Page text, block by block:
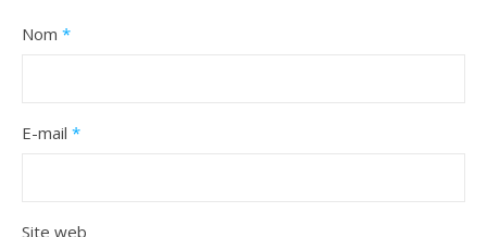
Nom *
E-mail *
Site web